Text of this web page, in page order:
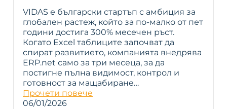
VIDAS е български стартъп с амбиция за
глобален растеж, който за по-малко от пет
години достига 300% месечен ръст.
Когато Excel таблиците започват да
спират развитието, компанията внедрява
ERP.net само за три месеца, за да
постигне пълна видимост, контрол и
готовност за мащабиране…
Прочети повече
06/01/2026